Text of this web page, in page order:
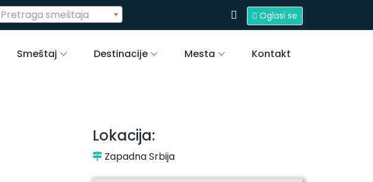
Pretraga smeštaja Oglasi se
Smeštaj Destinacije Mesta Kontakt
Lokacija:
Zapadna Srbija